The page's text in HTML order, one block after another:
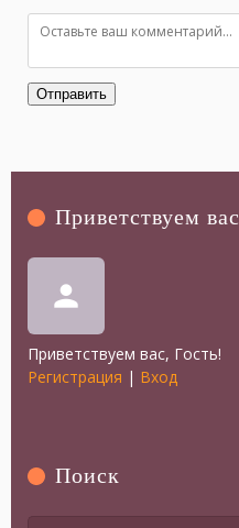
Отправить
Приветствуем вас
person
Приветствуем вас, Гость!
Регистрация | Вход
Поиск